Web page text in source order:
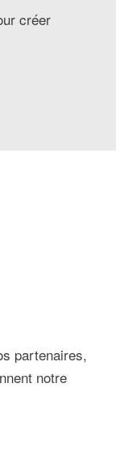
créer
partenaires,
notre